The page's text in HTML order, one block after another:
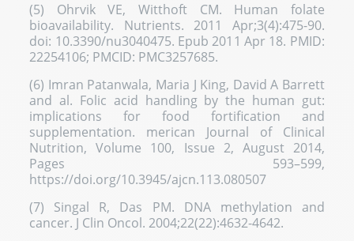
(5) Ohrvik VE, Witthoft CM. Human folate
bioavailability. Nutrients. 2011 Apr;3(4):475-90.
doi: 10.3390/nu3040475. Epub 2011 Apr 18. PMID:
22254106; PMCID: PMC3257685.
(6) Imran Patanwala, Maria J King, David A Barrett
and al. Folic acid handling by the human gut:
implications for food fortification and
supplementation. merican Journal of Clinical
Nutrition, Volume 100, Issue 2, August 2014,
Pages 593–599,
https://doi.org/10.3945/ajcn.113.080507
(7) Singal R, Das PM. DNA methylation and
cancer. J Clin Oncol. 2004;22(22):4632-4642.